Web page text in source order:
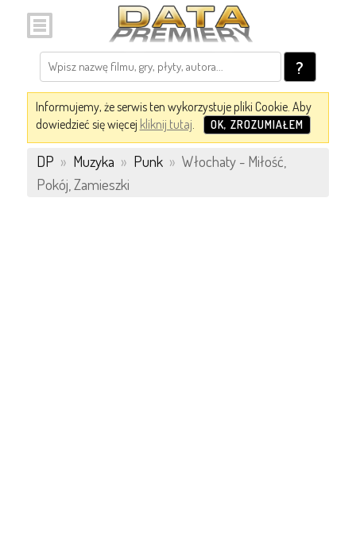
?
Informujemy, że serwis ten wykorzystuje pliki Cookie. Aby
dowiedzieć się więcej kliknij tutaj. OK, ZROZUMIAŁEM
DP » Muzyka » Punk » Włochaty - Miłość,
Pokój, Zamieszki